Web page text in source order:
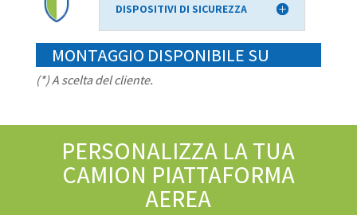
DISPOSITIVI DI SICUREZZA
MONTAGGIO DISPONIBILE SU
(*) A scelta del cliente.
PERSONALIZZA LA TUA
CAMION PIATTAFORMA
AEREA